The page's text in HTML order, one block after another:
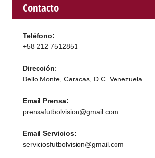
Contacto
Teléfono:
+58 212 7512851
Dirección:
Bello Monte, Caracas, D.C. Venezuela
Email Prensa:
prensafutbolvision@gmail.com
Email Servicios:
serviciosfutbolvision@gmail.com